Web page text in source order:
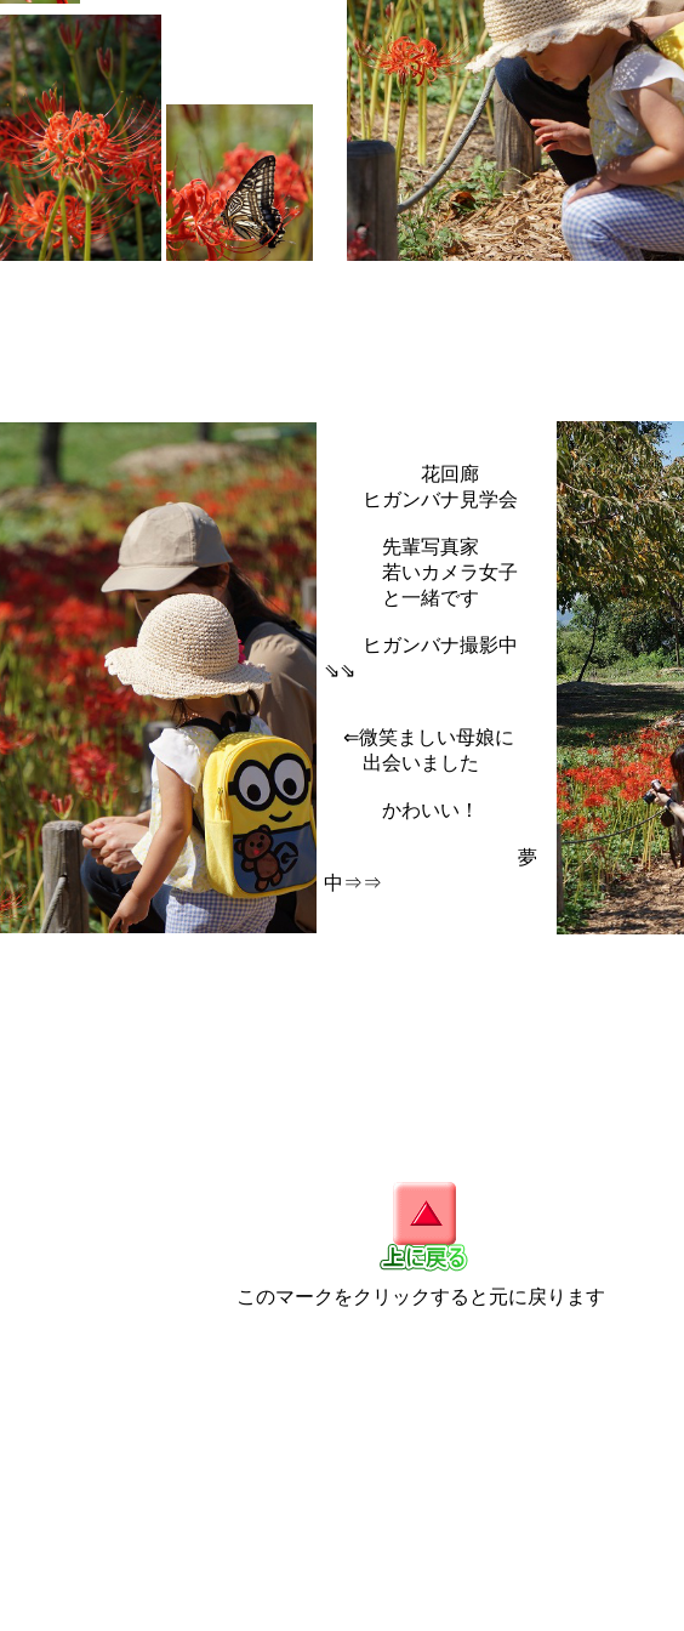
花回廊
ヒガンバナ見学会
先輩写真家
若いカメラ女子
と一緒です
ヒガンバナ撮影中
⇘⇘
⇐微笑ましい母娘に
出会いました
かわいい！
夢
中⇒⇒
このマークをクリックすると元に戻ります